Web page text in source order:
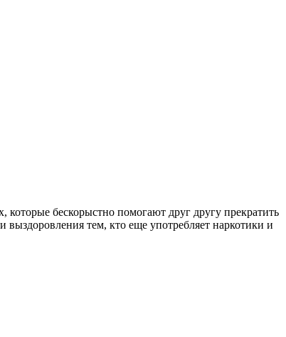
бескорыстно помогают друг другу прекратить
тем, кто еще употребляет наркотики и